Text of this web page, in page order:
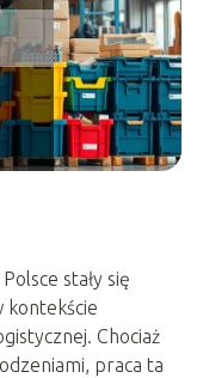
stały się
kontekście
Chociaż
praca ta